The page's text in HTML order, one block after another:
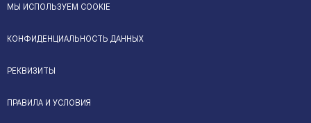
МЫ ИСПОЛЬЗУЕМ COOKIE
КОНФИДЕНЦИАЛЬНОСТЬ ДАННЫХ
РЕКВИЗИТЫ
ПРАВИЛА И УСЛОВИЯ